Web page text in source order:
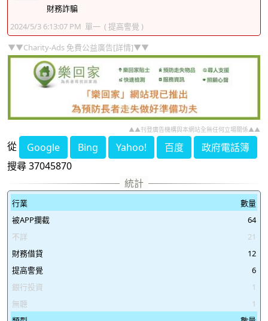
37046072
37046073
37046076
37046077 37046078
37046079
37046080
37046081 37046082
37046083
37046084
37046085 37046086
37046087
37046089 37046090
37046094
37046095
37046096
37046097 37046098 37046099
財務詐騙
2024/5/3 6:13:07 PM 單一 ( 提高警覺 )
▼▼Charity-Ads 免費公益廣告[詳情]▼▼
▲▲刊登廣告機構與本網站全無任何立場關係▲▲
從 Google Bing Yahoo! 百度
政府電話簿
搜尋 37045870
行業
數量
被APP攔截
64
不詳
21
財務借貸
12
提高警覺
6
銀行投資
1
無聽
1